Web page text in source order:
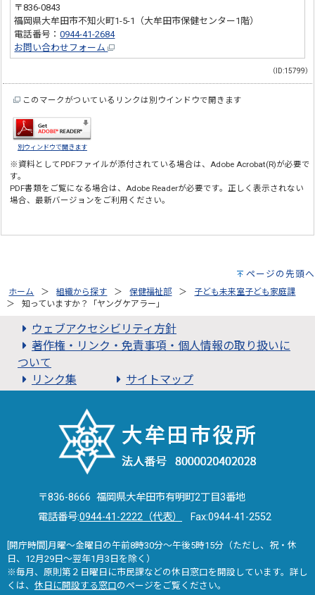
〒836-0843
福岡県大牟田市不知火町1-5-1（大牟田市保健センター1階）
電話番号：0944-41-2684
お問い合わせフォーム
（ID:15799）
このマークがついているリンクは別ウインドウで開きます
別ウィンドウで開きます
※資料としてPDFファイルが添付されている場合は、Adobe Acrobat(R)が必要で
す。
PDF書類をご覧になる場合は、Adobe Readerが必要です。正しく表示されない
場合、最新バージョンをご利用ください。
ページの先頭へ
ホーム 組織から探す 保健福祉部
子ども未来室子ども家庭課
知っていますか？「ヤングケアラー」
ウェブアクセシビリティ方針
著作権・リンク・免責事項・個人情報の取り扱いに
ついて
リンク集
サイトマップ
〒836-8666 福岡県大牟田市有明町2丁目3番地
電話番号:0944-41-2222（代表） Fax:0944-41-2552
[開庁時間]月曜～金曜日の午前8時30分～午後5時15分（ただし、祝・休
日、12月29日～翌年1月3日を除く）
※毎月、原則第２日曜日に市民課などの休日窓口を開設しています。詳し
くは、 休日に開設する窓口のページをご覧ください。